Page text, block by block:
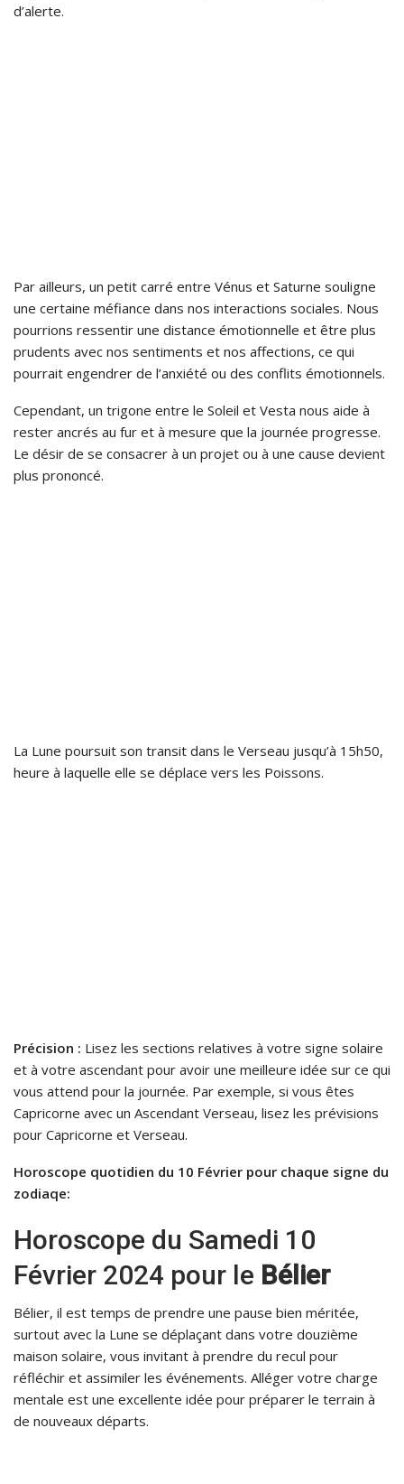
d’alerte.
Par ailleurs, un petit carré entre Vénus et Saturne souligne
une certaine méfiance dans nos interactions sociales. Nous
pourrions ressentir une distance émotionnelle et être plus
prudents avec nos sentiments et nos affections, ce qui
pourrait engendrer de l’anxiété ou des conflits émotionnels.
Cependant, un trigone entre le Soleil et Vesta nous aide à
rester ancrés au fur et à mesure que la journée progresse.
Le désir de se consacrer à un projet ou à une cause devient
plus prononcé.
La Lune poursuit son transit dans le Verseau jusqu’à 15h50,
heure à laquelle elle se déplace vers les Poissons.
Précision : Lisez les sections relatives à votre signe solaire
et à votre ascendant pour avoir une meilleure idée sur ce qui
vous attend pour la journée. Par exemple, si vous êtes
Capricorne avec un Ascendant Verseau, lisez les prévisions
pour Capricorne et Verseau.
Horoscope quotidien du 10 Février pour chaque signe du
zodiaqe:
Horoscope du Samedi 10
Février 2024 pour le Bélier
Bélier, il est temps de prendre une pause bien méritée,
surtout avec la Lune se déplaçant dans votre douzième
maison solaire, vous invitant à prendre du recul pour
réfléchir et assimiler les événements. Alléger votre charge
mentale est une excellente idée pour préparer le terrain à
de nouveaux départs.